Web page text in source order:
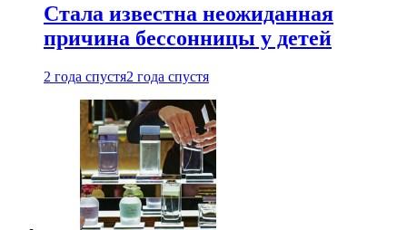
Стала известна неожиданная
причина бессонницы у детей
2 года спустя2 года спустя